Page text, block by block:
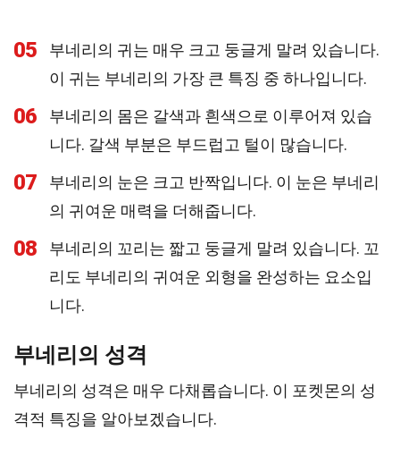
05
부네리의 귀는 매우 크고 둥글게 말려 있습니다.
이 귀는 부네리의 가장 큰 특징 중 하나입니다.
06
부네리의 몸은 갈색과 흰색으로 이루어져 있습
니다. 갈색 부분은 부드럽고 털이 많습니다.
07
부네리의 눈은 크고 반짝입니다. 이 눈은 부네리
의 귀여운 매력을 더해줍니다.
08
부네리의 꼬리는 짧고 둥글게 말려 있습니다. 꼬
리도 부네리의 귀여운 외형을 완성하는 요소입
니다.
부네리의 성격
부네리의 성격은 매우 다채롭습니다. 이 포켓몬의 성
격적 특징을 알아보겠습니다.